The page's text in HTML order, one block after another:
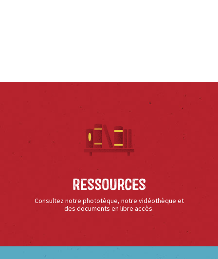
Ressources
Consultez notre phototèque, notre vidéothèque et
des documents en libre accès.